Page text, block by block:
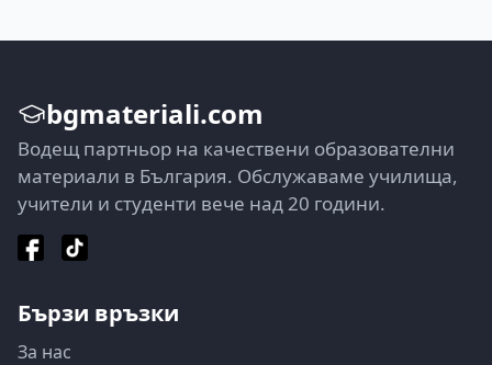
bgmateriali.com
Водещ партньор на качествени образователни
материали в България. Обслужаваме училища,
учители и студенти вече над 20 години.
Бързи връзки
За нас